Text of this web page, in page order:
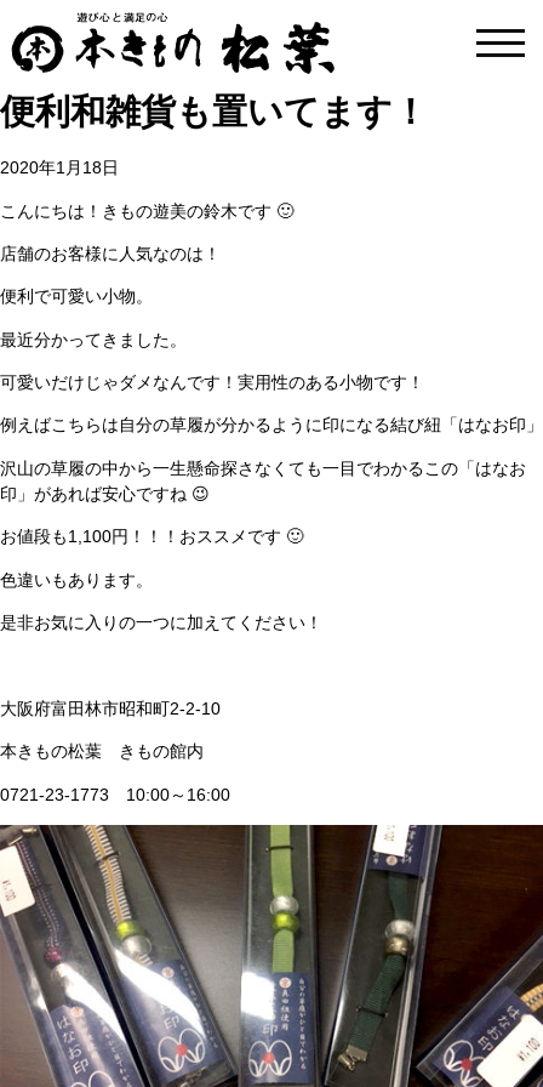
便利和雑貨も置いてます！
2020年1月18日
こんにちは！きもの遊美の鈴木です 🙂
店舗のお客様に人気なのは！
便利で可愛い小物。
最近分かってきました。
可愛いだけじゃダメなんです！実用性のある小物です！
例えばこちらは自分の草履が分かるように印になる結び紐「はなお印」
沢山の草履の中から一生懸命探さなくても一目でわかるこの「はなお
印」があれば安心ですね 😉
お値段も1,100円！！！おススメです 🙂
色違いもあります。
是非お気に入りの一つに加えてください！
大阪府富田林市昭和町2-2-10
本きもの松葉 きもの館内
0721-23-1773 10:00～16:00